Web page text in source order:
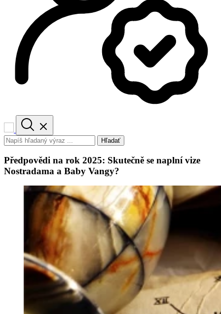
Hľadať
Předpovědi na rok 2025: Skutečně se naplní vize
Nostradama a Baby Vangy?